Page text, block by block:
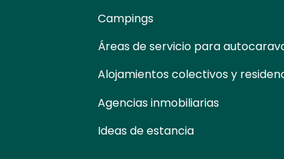
Campings
Áreas de servicio para
Alojamientos colectivos y
Agencias inmobiliarias
Ideas de estancia